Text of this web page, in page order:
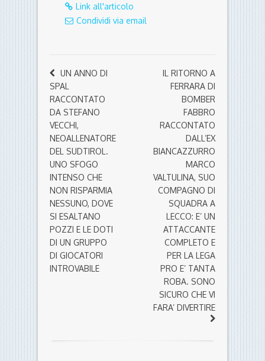
Link all'articolo
Condividi via email
UN ANNO DI
SPAL
RACCONTATO
DA STEFANO
VECCHI,
NEOALLENATORE
DEL SUDTIROL.
UNO SFOGO
INTENSO CHE
NON RISPARMIA
NESSUNO, DOVE
SI ESALTANO
POZZI E LE DOTI
DI UN GRUPPO
DI GIOCATORI
INTROVABILE
IL RITORNO A
FERRARA DI
BOMBER
FABBRO
RACCONTATO
DALL’EX
BIANCAZZURRO
MARCO
VALTULINA, SUO
COMPAGNO DI
SQUADRA A
LECCO: E’ UN
ATTACCANTE
COMPLETO E
PER LA LEGA
PRO E’ TANTA
ROBA. SONO
SICURO CHE VI
FARA’ DIVERTIRE